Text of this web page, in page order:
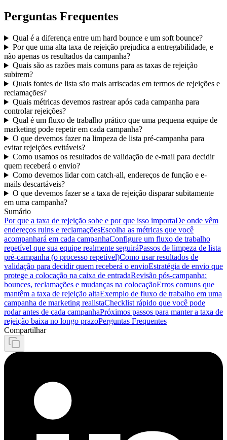
Perguntas Frequentes
Qual é a diferença entre um hard bounce e um soft bounce?
Por que uma alta taxa de rejeição prejudica a entregabilidade, e
não apenas os resultados da campanha?
Quais são as razões mais comuns para as taxas de rejeição
subirem?
Quais fontes de lista são mais arriscadas em termos de rejeições e
reclamações?
Quais métricas devemos rastrear após cada campanha para
controlar rejeições?
Qual é um fluxo de trabalho prático que uma pequena equipe de
marketing pode repetir em cada campanha?
O que devemos fazer na limpeza de lista pré-campanha para
evitar rejeições evitáveis?
Como usamos os resultados de validação de e-mail para decidir
quem receberá o envio?
Como devemos lidar com catch-all, endereços de função e e-
mails descartáveis?
O que devemos fazer se a taxa de rejeição disparar subitamente
em uma campanha?
Sumário
Por que a taxa de rejeição sobe e por que isso importaDe onde vêm
endereços ruins e reclamaçõesEscolha as métricas que você
acompanhará em cada campanhaConfigure um fluxo de trabalho
repetível que sua equipe realmente seguiráPassos de limpeza de lista
pré-campanha (o processo repetível)Como usar resultados de
validação para decidir quem receberá o envioEstratégia de envio que
protege a colocação na caixa de entradaRevisão pós-campanha:
bounces, reclamações e mudanças na colocaçãoErros comuns que
mantêm a taxa de rejeição altaExemplo de fluxo de trabalho em uma
campanha de marketing realistaChecklist rápido que você pode
rodar antes de cada campanhaPróximos passos para manter a taxa de
rejeição baixa no longo prazoPerguntas Frequentes
Compartilhar